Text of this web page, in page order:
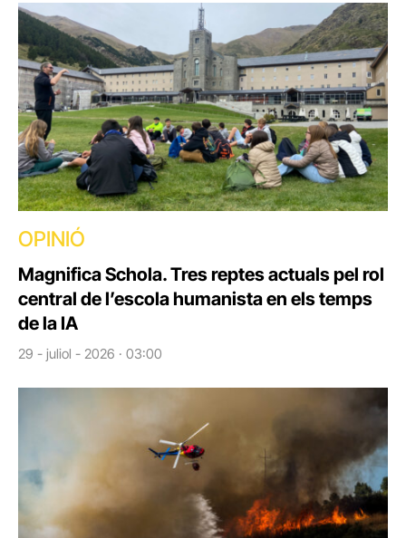
OPINIÓ
Magnifica Schola. Tres reptes actuals pel rol
central de l’escola humanista en els temps
de la IA
29 - juliol - 2026 · 03:00